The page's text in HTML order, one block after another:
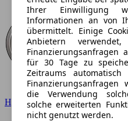
Hyundai
Ihrer Einwilligung
Informationen an von
übermittelt. Einige
Anbietern
Finanzierungsanfragen
für 30 Tage zu
Zeitraums
Finanzierungsanfragen
die Verwendung
solche erweiterten
nicht genutzt werden.